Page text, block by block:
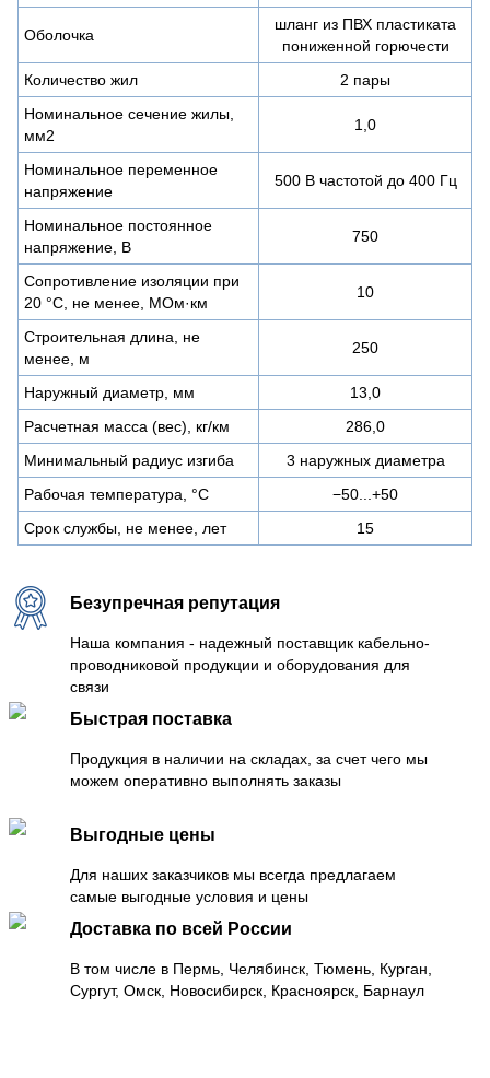
Оболочка
шланг из ПВХ пластиката
пониженной горючести
Количество жил
2 пары
Номинальное сечение жилы,
мм2
1,0
Номинальное переменное
напряжение
500 В частотой до 400 Гц
Номинальное постоянное
напряжение, В
750
Сопротивление изоляции при
20 °С, не менее, МОм·км
10
Строительная длина, не
менее, м
250
Наружный диаметр, мм
13,0
Расчетная масса (вес), кг/км
286,0
Минимальный радиус изгиба
3 наружных диаметра
Рабочая температура, °C
−50...+50
Срок службы, не менее, лет
15
Безупречная репутация
Наша компания - надежный поставщик кабельно-
проводниковой продукции и оборудования для
связи
Быстрая поставка
Продукция в наличии на складах, за счет чего мы
можем оперативно выполнять заказы
Выгодные цены
Для наших заказчиков мы всегда предлагаем
самые выгодные условия и цены
Доставка по всей России
В том числе в Пермь, Челябинск, Тюмень, Курган,
Сургут, Омск, Новосибирск, Красноярск, Барнаул